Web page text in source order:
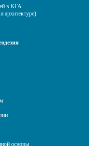
в КГА
архитектуре)
основы